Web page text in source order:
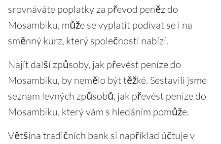
srovnáváte poplatky za převod peněz do
Mosambiku, může se vyplatit podívat se i na
směnný kurz, který společnosti nabízí.
Najít další způsoby, jak převést peníze do
Mosambiku, by nemělo být těžké. Sestavili jsme
seznam levných způsobů, jak převést peníze do
Mosambiku, který vám s hledáním pomůže.
Většina tradičních bank si například účtuje v